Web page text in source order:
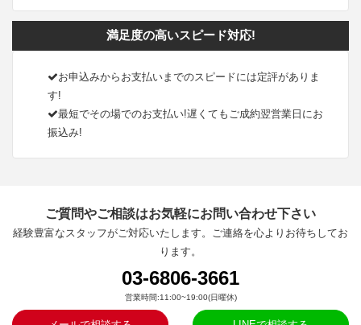
満足度の高いスピード対応!
お申込みからお支払いまでのスピードには定評がありま
す!
最短でその場でのお支払い!遅くてもご成約翌営業日にお
振込み!
ご質問やご相談はお気軽にお問い合わせ下さい
経験豊富なスタッフがご対応いたします。ご連絡を心よりお待ちしてお
ります。
03-6806-3661
営業時間:11:00~19:00(日曜休)